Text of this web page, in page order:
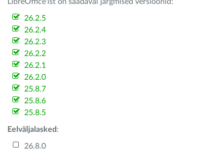
26.2.5
26.2.4
26.2.3
26.2.2
26.2.1
26.2.0
25.8.7
25.8.6
25.8.5
Eelväljalasked :
26.8.0